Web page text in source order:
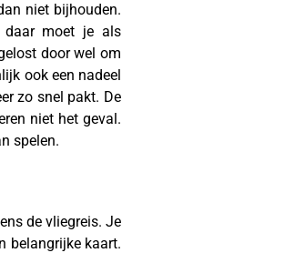
niet bijhouden.
moet je als
door wel om
ook een nadeel
zo snel pakt. De
niet het geval.
spelen.
de vliegreis. Je
belangrijke kaart.